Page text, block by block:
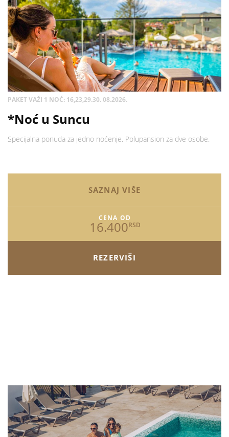
PAKET VAŽI 1 NOĆ: 16,23,29.30. 08.2026.
*Noć u Suncu
Specijalna ponuda za jedno noćenje. Polupansion za dve osobe.
SAZNAJ VIŠE
CENA OD
16.400RSD
REZERVIŠI